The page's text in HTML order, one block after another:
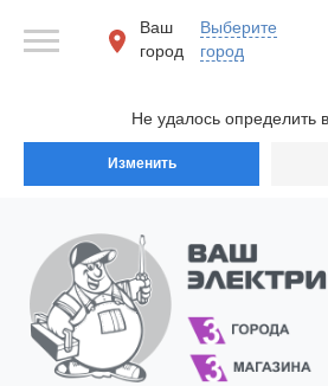
Не удалось определить
Изменить
Ваш
город
Выберите
город